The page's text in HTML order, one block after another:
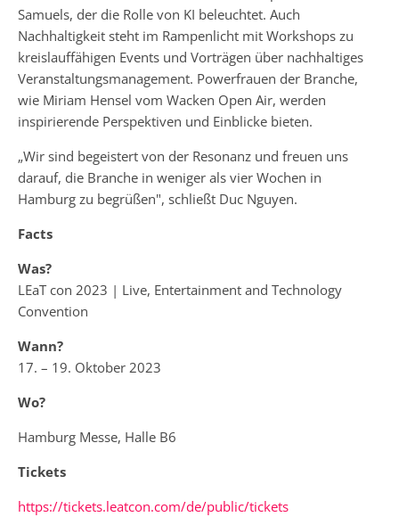
Samuels, der die Rolle von KI beleuchtet. Auch
Nachhaltigkeit steht im Rampenlicht mit Workshops zu
kreislauffähigen Events und Vorträgen über nachhaltiges
Veranstaltungsmanagement. Powerfrauen der Branche,
wie Miriam Hensel vom Wacken Open Air, werden
inspirierende Perspektiven und Einblicke bieten.
„Wir sind begeistert von der Resonanz und freuen uns
darauf, die Branche in weniger als vier Wochen in
Hamburg zu begrüßen", schließt Duc Nguyen.
Facts
Was?
LEaT con 2023 | Live, Entertainment and Technology
Convention
Wann?
17. – 19. Oktober 2023
Wo?
Hamburg Messe, Halle B6
Tickets
https://tickets.leatcon.com/de/public/tickets